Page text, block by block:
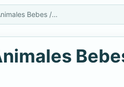
Toca y Siente Animales Bebes / Touch and Feel Baby Animals